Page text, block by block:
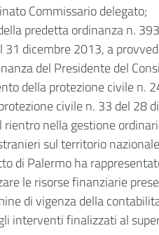
Commissario delegato;
predetta ordinanza n.
dicembre 2013, a
del Presidente del
della protezione civile n.
civile n. 33 del
nella gestione
sul territorio
di Palermo ha
le risorse finanziarie
di vigenza della
interventi finalizzati al